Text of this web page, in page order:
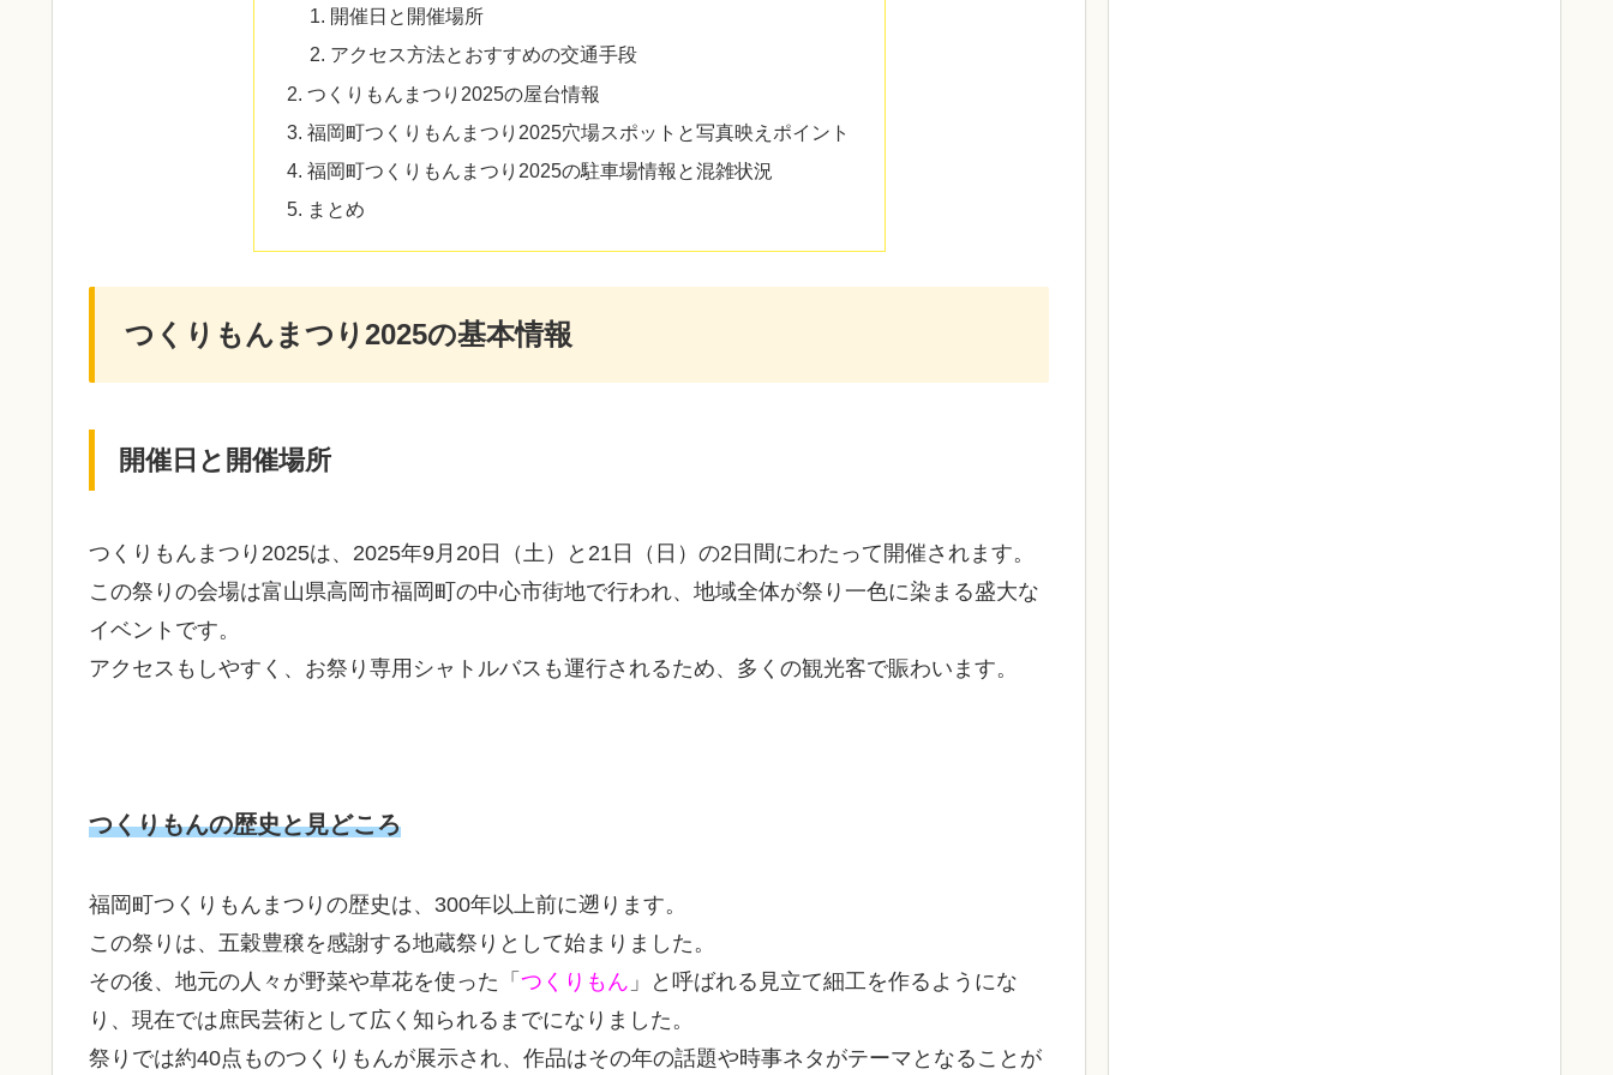
開催日と開催場所
アクセス方法とおすすめの交通手段
つくりもんまつり2025の屋台情報
福岡町つくりもんまつり2025穴場スポットと写真映えポイント
福岡町つくりもんまつり2025の駐車場情報と混雑状況
まとめ
つくりもんまつり2025の基本情報
開催日と開催場所
つくりもんまつり2025は、2025年9月20日（土）と21日（日）の2日間にわたって開催されます。
この祭りの会場は富山県高岡市福岡町の中心市街地で行われ、地域全体が祭り一色に染まる盛大な
イベントです。
アクセスもしやすく、お祭り専用シャトルバスも運行されるため、多くの観光客で賑わいます。
つくりもんの歴史と見どころ
福岡町つくりもんまつりの歴史は、300年以上前に遡ります。
この祭りは、五穀豊穣を感謝する地蔵祭りとして始まりました。
その後、地元の人々が野菜や草花を使った「 つくりもん 」と呼ばれる見立て細工を作るようにな
り、現在では庶民芸術として広く知られるまでになりました。
祭りでは約40点ものつくりもんが展示され、作品はその年の話題や時事ネタがテーマとなることが